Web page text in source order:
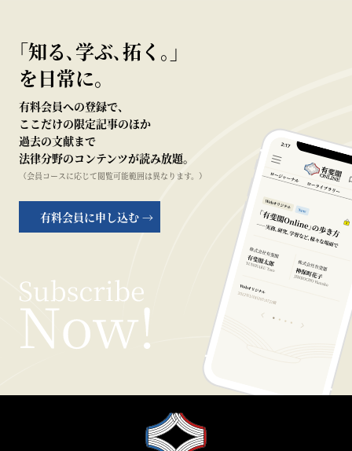
｢知る､学ぶ､拓く｡｣
を日常に。
有料会員への登録で、
ここだけの限定記事のほか
過去の文献まで
法律分野のコンテンツが読み放題。
（会員コースに応じて閲覧可能範囲は異なります。）
有料会員に申し込む →